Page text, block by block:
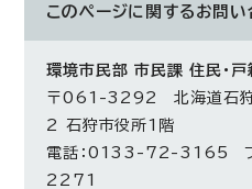
このページに関する お問い
環境市民部 市民課 住民・戸
〒061-3292 北海道石狩
2 石狩市役所1階
電話：0133-72-3165
2271